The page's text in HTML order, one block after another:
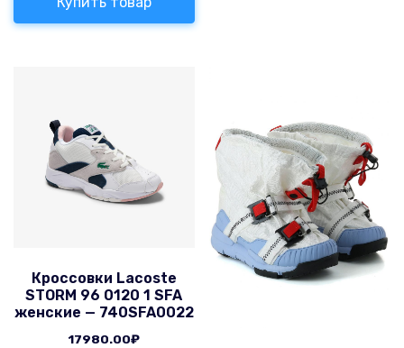
Кроссовки Lacoste
STORM 96 0120 1 SFA
женские — 740SFA0022
17980.00₽